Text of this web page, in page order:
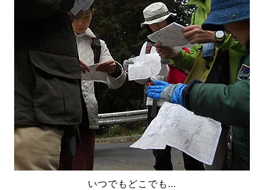
いつでもどこでも…